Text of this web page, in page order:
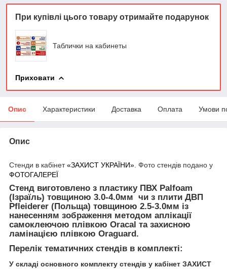
При купівлі цього товару отримайте подарунок
Таблички на кабинеты
Приховати
Опис Характеристики Доставка Оплата Умови
Опис
Стенди в кабінет«ЗАХИСТ УКРАЇНИ» . Фото стендів подано у
ФОТОГАЛЕРЕЇ
Стенд виготовлено з пластику ПВХ Palfoam
(Ізраїль) товщиною 3.0-4.0мм чи з плити ДВП
Pfleiderer (Польща) товщиною 2.5-3.0мм із
нанесенням зображення методом аплікації
самоклеючою плівкою Oracal та захисною
ламінацією плівкою Oraguard.
Перелік тематичних стендів в комплекті:
У складі основного комплекту стендів у кабінет ЗАХИСТ